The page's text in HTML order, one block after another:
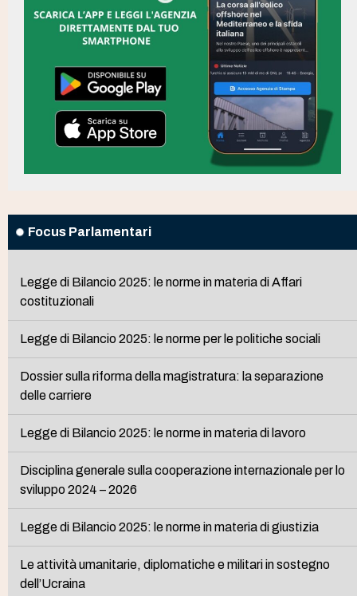
Focus Parlamentari
Legge di Bilancio 2025: le norme in materia di Affari
costituzionali
Legge di Bilancio 2025: le norme per le politiche sociali
Dossier sulla riforma della magistratura: la separazione
delle carriere
Legge di Bilancio 2025: le norme in materia di lavoro
Disciplina generale sulla cooperazione internazionale per lo
sviluppo 2024 – 2026
Legge di Bilancio 2025: le norme in materia di giustizia
Le attività umanitarie, diplomatiche e militari in sostegno
dell’Ucraina